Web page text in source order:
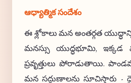
ఆధ్యాత్మిక సందేశం
ఈ శ్లోకాలు మన అంతర్గత
మనస్సు యుద్ధభూమి,
ప్రవృత్తులు పోరాడుతాయి.
మన సద్గుణాలను సూచిస్తారు -